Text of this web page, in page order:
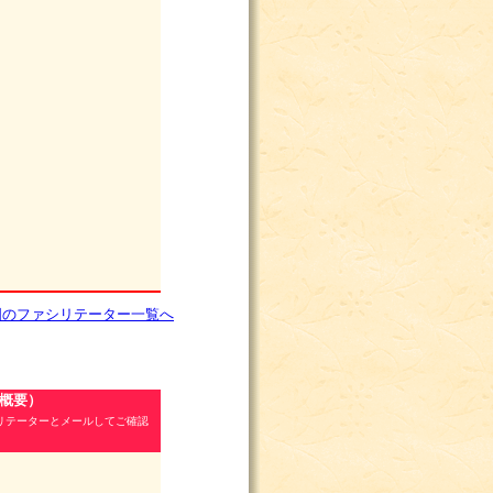
ファシリテーター一覧へ
要）
ーターとメールしてご確認